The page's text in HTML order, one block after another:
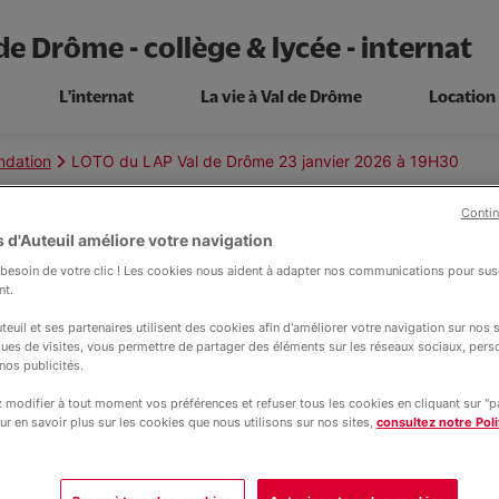
Drôme - collège & lycée - internat
L'internat La vie à Val de Drôme Location
LOTO du LAP Val de Drôme 23 janvier 2026 à 19H30
Actualité
Val de Drôme 23
19H30
Aux Personnes et Vente en Espace
le 23 janvier 2026 à 19H30 pour
d'Auteuil améliore votre navigation
de votre clic ! Les cookies nous aident à adapter nos communications pour
et ses partenaires utilisent des cookies afin d'améliorer votre navigation sur nos
de visites, vous permettre de partager des éléments sur les réseaux sociaux,
publicités.
modifier à tout moment vos préférences et refuser tous les cookies en cliquant sur
en savoir plus sur les cookies que nous utilisons sur nos sites, consultez notre